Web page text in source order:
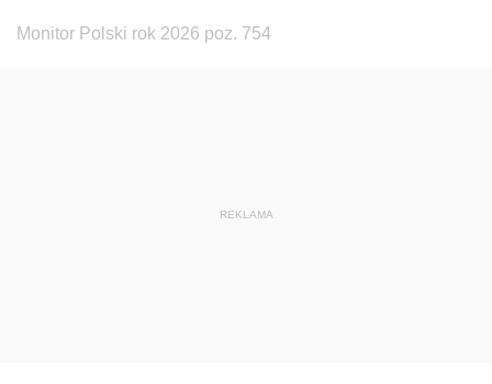
Monitor Polski rok 2026 poz. 754
REKLAMA